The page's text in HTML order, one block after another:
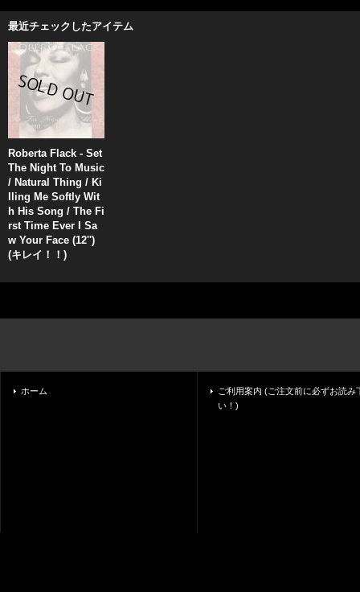
最近チェックしたアイテム
Roberta Flack - Set
The Night To Music
/ Natural Thing / Ki
lling Me Softly Wit
h His Song / The Fi
rst Time Ever I Sa
w Your Face (12'')
(キレイ！！)
ホーム
ご利用案内 (ご注文前に必ずお読み
い！)